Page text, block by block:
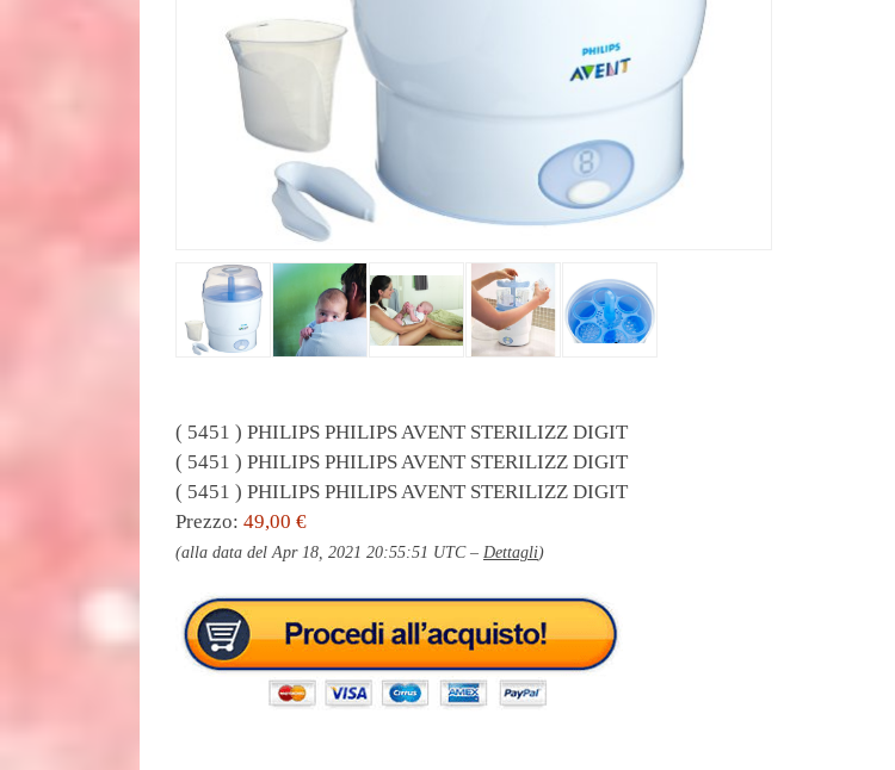
( 5451 ) PHILIPS PHILIPS AVENT STERILIZZ DIGIT
( 5451 ) PHILIPS PHILIPS AVENT STERILIZZ DIGIT
( 5451 ) PHILIPS PHILIPS AVENT STERILIZZ DIGIT
Prezzo: 49,00 €
(alla data del Apr 18, 2021 20:55:51 UTC – Dettagli)